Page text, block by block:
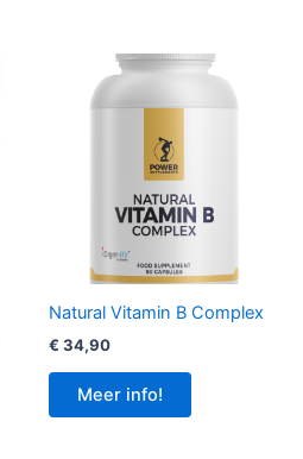
Natural Vitamin B Complex
€ 34,90
Meer info!